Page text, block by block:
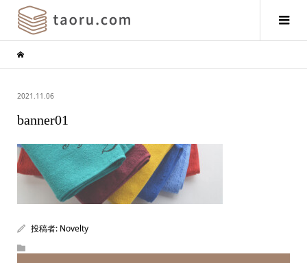
2021.11.06
banner01
投稿者: Novelty